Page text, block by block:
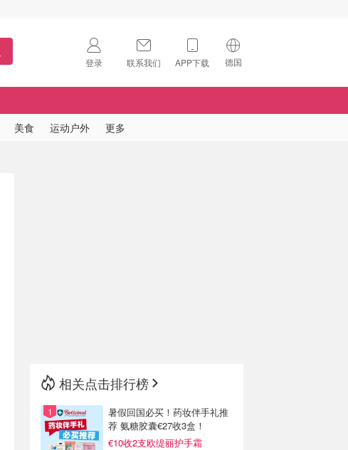
登录 联系我们 APP下载 德国
🇺🇸
美食 运动户外 更多
相关点击排行榜
暑假回国必买！药妆伴手礼推
荐 氨糖胶囊€27收3盒！
€10收2支欧缇丽护手霜